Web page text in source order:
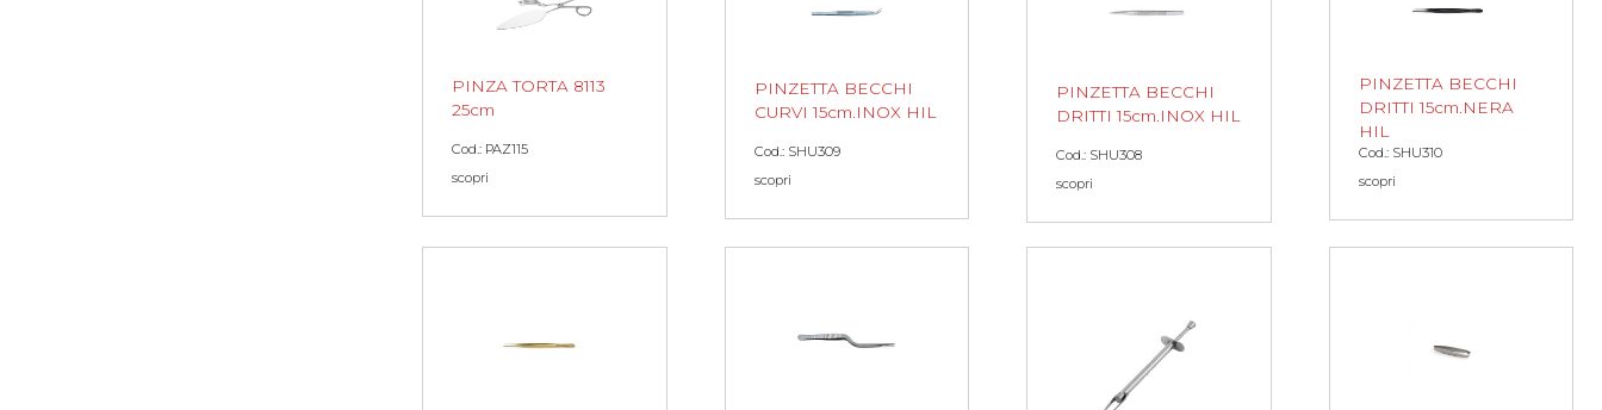
PINZA TORTA 8113
25cm
Cod.: PAZ115
scopri
PINZETTA BECCHI
CURVI 15cm.INOX HIL
Cod.: SHU309
scopri
PINZETTA BECCHI
DRITTI 15cm.INOX HIL
Cod.: SHU308
scopri
PINZETTA BECCHI
DRITTI 15cm.NERA
HIL
Cod.: SHU310
scopri